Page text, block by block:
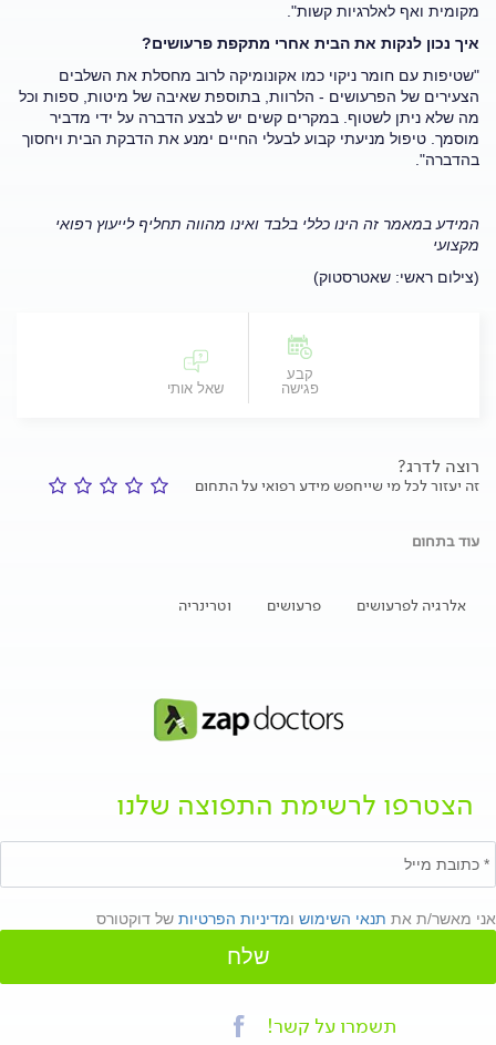
מקומית ואף לאלרגיות קשות".
איך נכון לנקות את הבית אחרי מתקפת פרעושים?
"שטיפות עם חומר ניקוי כמו אקונומיקה לרוב מחסלת את השלבים
הצעירים של הפרעושים - הלרוות, בתוספת שאיבה של מיטות, ספות וכל
מה שלא ניתן לשטוף. במקרים קשים יש לבצע הדברה על ידי מדביר
מוסמך. טיפול מניעתי קבוע לבעלי החיים ימנע את הדבקת הבית ויחסוך
בהדברה".
המידע במאמר זה הינו כללי בלבד ואינו מהווה תחליף לייעוץ רפואי
מקצועי
(צילום ראשי: שאטרסטוק)
קבע
פגישה
שאל אותי
רוצה לדרג?
זה יעזור לכל מי שייחפש מידע רפואי על התחום
עוד בתחום
אלרגיה לפרעושים פרעושים וטרינריה
הצטרפו לרשימת התפוצה שלנו
אני מאשר/ת את תנאי השימוש ומדיניות הפרטיות של דוקטורס
שלח
תשמרו על קשר!